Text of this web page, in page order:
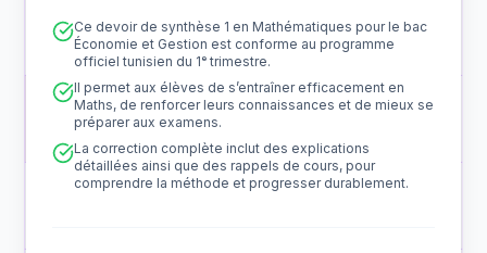
Ce devoir de synthèse 1 en Mathématiques pour le bac
Économie et Gestion est conforme au programme
officiel tunisien du 1ᵉ trimestre.
Il permet aux élèves de s’entraîner efficacement en
Maths, de renforcer leurs connaissances et de mieux se
préparer aux examens.
La correction complète inclut des explications
détaillées ainsi que des rappels de cours, pour
comprendre la méthode et progresser durablement.